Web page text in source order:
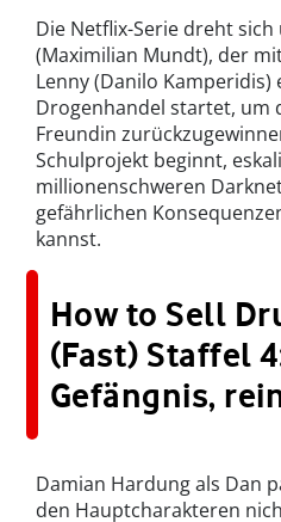
Die Netflix-Serie dreht
(Maximilian Mundt), der
Lenny (Danilo Kamperidis)
Drogenhandel startet, um
Freundin
Schulprojekt beginnt,
millionenschweren
gefährlichen
kannst.
How to Sell
(Fast) Staffel
Gefängnis,
Damian Hardung als Dan
den Hauptcharakteren